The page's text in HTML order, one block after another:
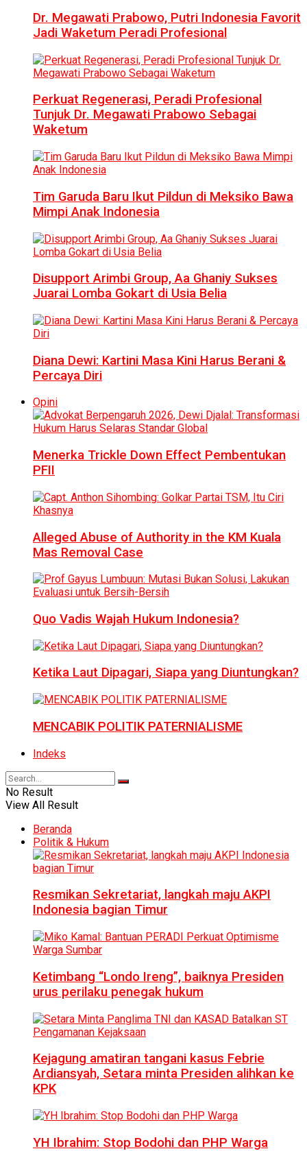
Dr. Megawati Prabowo, Putri Indonesia Favorit
Jadi Waketum Peradi Profesional
Perkuat Regenerasi, Peradi Profesional
Tunjuk Dr. Megawati Prabowo Sebagai
Waketum
Tim Garuda Baru Ikut Pildun di Meksiko Bawa
Mimpi Anak Indonesia
Disupport Arimbi Group, Aa Ghaniy Sukses
Juarai Lomba Gokart di Usia Belia
Diana Dewi: Kartini Masa Kini Harus Berani &
Percaya Diri
Opini
Menerka Trickle Down Effect Pembentukan
PFII
Alleged Abuse of Authority in the KM Kuala
Mas Removal Case
Quo Vadis Wajah Hukum Indonesia?
Ketika Laut Dipagari, Siapa yang Diuntungkan?
MENCABIK POLITIK PATERNIALISME
Indeks
No Result
View All Result
Beranda
Politik & Hukum
Resmikan Sekretariat, langkah maju AKPI
Indonesia bagian Timur
Ketimbang “Londo Ireng”, baiknya Presiden
urus perilaku penegak hukum
Kejagung amatiran tangani kasus Febrie
Ardiansyah, Setara minta Presiden alihkan ke
KPK
YH Ibrahim: Stop Bodohi dan PHP Warga